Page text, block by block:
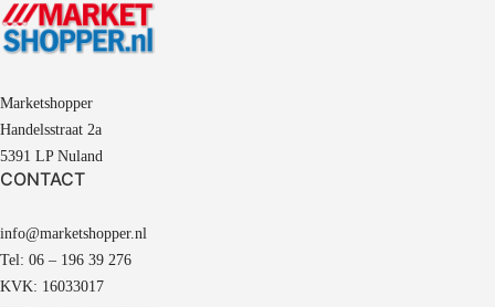
Marketshopper
Handelsstraat 2a
5391 LP Nuland
CONTACT
info@marketshopper.nl
Tel: 06 – 196 39 276
KVK: 16033017